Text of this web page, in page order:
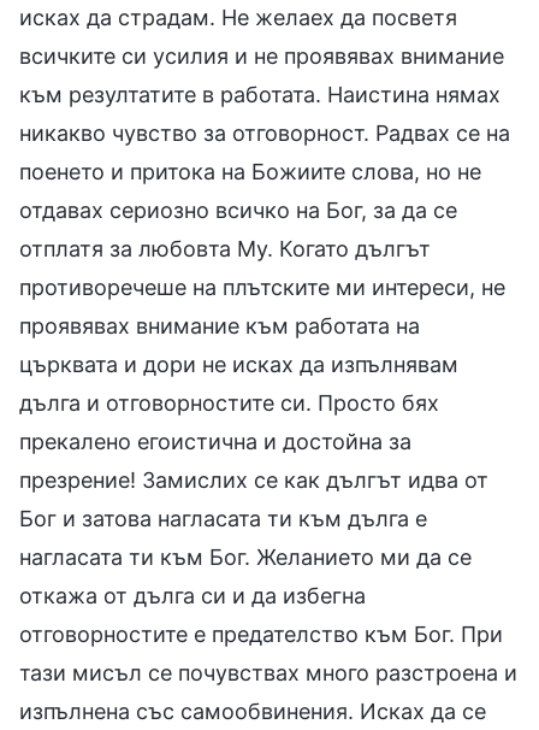
исках да страдам. Не желаех да посветя
всичките си усилия и не проявявах внимание
към резултатите в работата. Наистина нямах
никакво чувство за отговорност. Радвах се на
поенето и притока на Божиите слова, но не
отдавах сериозно всичко на Бог, за да се
отплатя за любовта Му. Когато дългът
противоречеше на плътските ми интереси, не
проявявах внимание към работата на
църквата и дори не исках да изпълнявам
дълга и отговорностите си. Просто бях
прекалено егоистична и достойна за
презрение! Замислих се как дългът идва от
Бог и затова нагласата ти към дълга е
нагласата ти към Бог. Желанието ми да се
откажа от дълга си и да избегна
отговорностите е предателство към Бог. При
тази мисъл се почувствах много разстроена и
изпълнена със самообвинения. Исках да се